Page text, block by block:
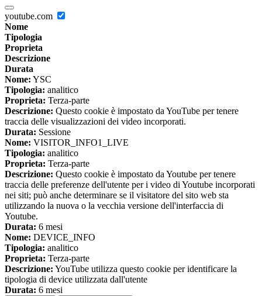
youtube.com
Nome
Tipologia
Proprieta
Descrizione
Durata
Nome: YSC
Tipologia: analitico
Proprieta: Terza-parte
Descrizione: Questo cookie è impostato da YouTube per tenere
traccia delle visualizzazioni dei video incorporati.
Durata: Sessione
Nome: VISITOR_INFO1_LIVE
Tipologia: analitico
Proprieta: Terza-parte
Descrizione: Questo cookie è impostato da Youtube per tenere
traccia delle preferenze dell'utente per i video di Youtube incorporati
nei siti; può anche determinare se il visitatore del sito web sta
utilizzando la nuova o la vecchia versione dell'interfaccia di
Youtube.
Durata: 6 mesi
Nome: DEVICE_INFO
Tipologia: analitico
Proprieta: Terza-parte
Descrizione: YouTube utilizza questo cookie per identificare la
tipologia di device utilizzata dall'utente
Durata: 6 mesi